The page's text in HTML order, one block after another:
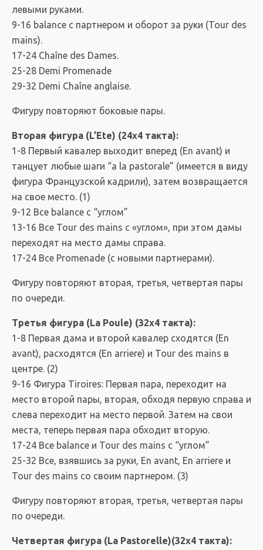
левыми руками.
9-16 balance c партнером и оборот за руки (Tour des
mains).
17-24 Chaîne des Dames.
25-28 Demi Promenade
29-32 Demi Chaîne anglaise.
Фигуру повторяют боковые пары.
Вторая фигура (L’Ete) (24х4 такта):
1-8 Первый кавалер выходит вперед (En avant) и
танцует любые шаги “a la pastorale” (имеется в виду
фигура Французской кадрили), затем возвращается
на свое место. (1)
9-12 Все balance с “углом”
13-16 Все Tour des mains с «углом», при этом дамы
переходят на место дамы справа.
17-24 Все Promenade (с новыми партнерами).
Фигуру повторяют вторая, третья, четвертая пары
по очереди.
Третья фигура (La Poule) (32х4 такта):
1-8 Первая дама и второй кавалер сходятся (En
avant), расходятся (En arriere) и Tour des mains в
центре. (2)
9-16 Фигура Tiroires: Первая пара, переходит на
место второй пары, вторая, обходя первую справа и
слева переходит на место первой. Затем на свои
места, теперь первая пара обходит вторую.
17-24 Все balance и Tour des mains с “углом”
25-32 Все, взявшись за руки, En avant, En arriere и
Tour des mains со своим партнером. (3)
Фигуру повторяют вторая, третья, четвертая пары
по очереди.
Четвертая фигура (La Pastorelle)(32х4 такта):